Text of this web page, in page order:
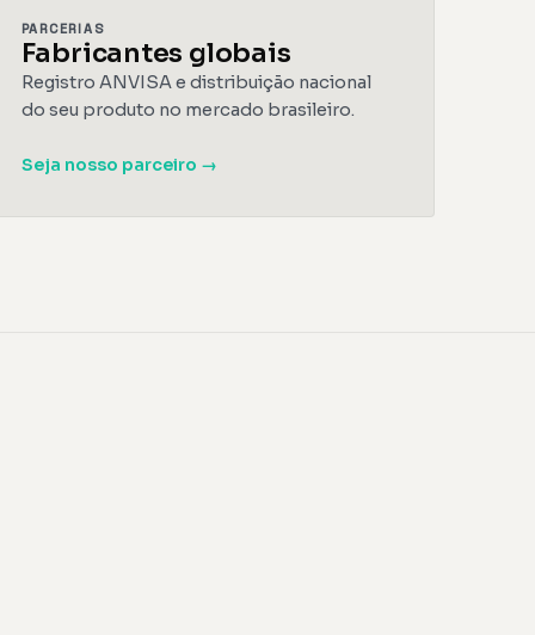
PARCERIAS
Fabricantes globais
Registro ANVISA e distribuição nacional
do seu produto no mercado brasileiro.
Seja nosso parceiro →